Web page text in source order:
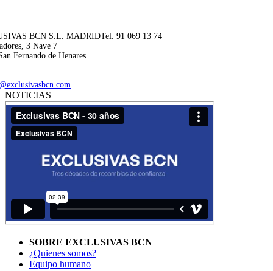
BCN S.L. MADRIDTel. 91 069 13 74
3 Nave 7
Fernando de Henares
NOTICIAS
SOBRE EXCLUSIVAS BCN
¿Quienes somos?
Equipo humano